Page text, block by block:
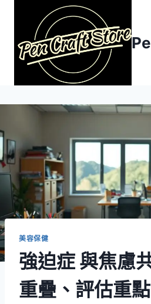
content
美容保健
強迫症 與焦慮
重疊、評估重